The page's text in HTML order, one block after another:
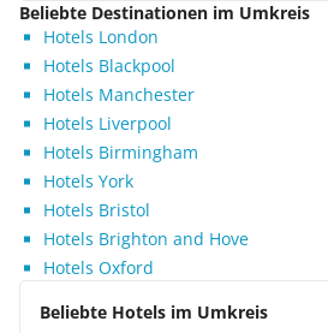
Beliebte Destinationen im Umkreis
Hotels London
Hotels Blackpool
Hotels Manchester
Hotels Liverpool
Hotels Birmingham
Hotels York
Hotels Bristol
Hotels Brighton and Hove
Hotels Oxford
Beliebte Hotels im Umkreis